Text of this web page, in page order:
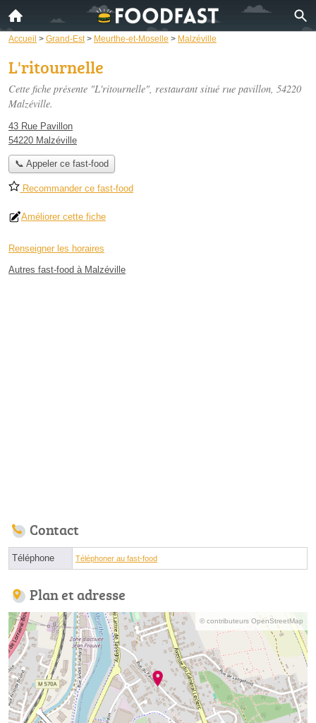
Accueil > Grand-Est > Meurthe-et-Moselle > Malzéville
L'ritournelle
Cette fiche présente "L'ritournelle", restaurant situé rue pavillon, 54220
Malzéville.
43 Rue Pavillon
54220 Malzéville
📞 Appeler ce fast-food
Recommander ce fast-food
Améliorer cette fiche
Renseigner les horaires
Autres fast-food à Malzéville
Contact
Téléphone Téléphoner au fast-food
Plan et adresse
© contributeurs OpenStreetMap